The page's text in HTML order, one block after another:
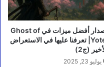
إصدار أفضل ميزات في Ghost of
Yotei| تعرفنا عليها في الاستعراض
(ج2)
يوليو 23, 2025